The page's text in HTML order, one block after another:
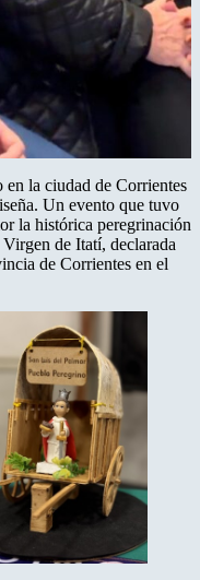
la ciudad de Corrientes
Un evento que tuvo
la histórica peregrinación
de Itatí, declarada
de Corrientes en el